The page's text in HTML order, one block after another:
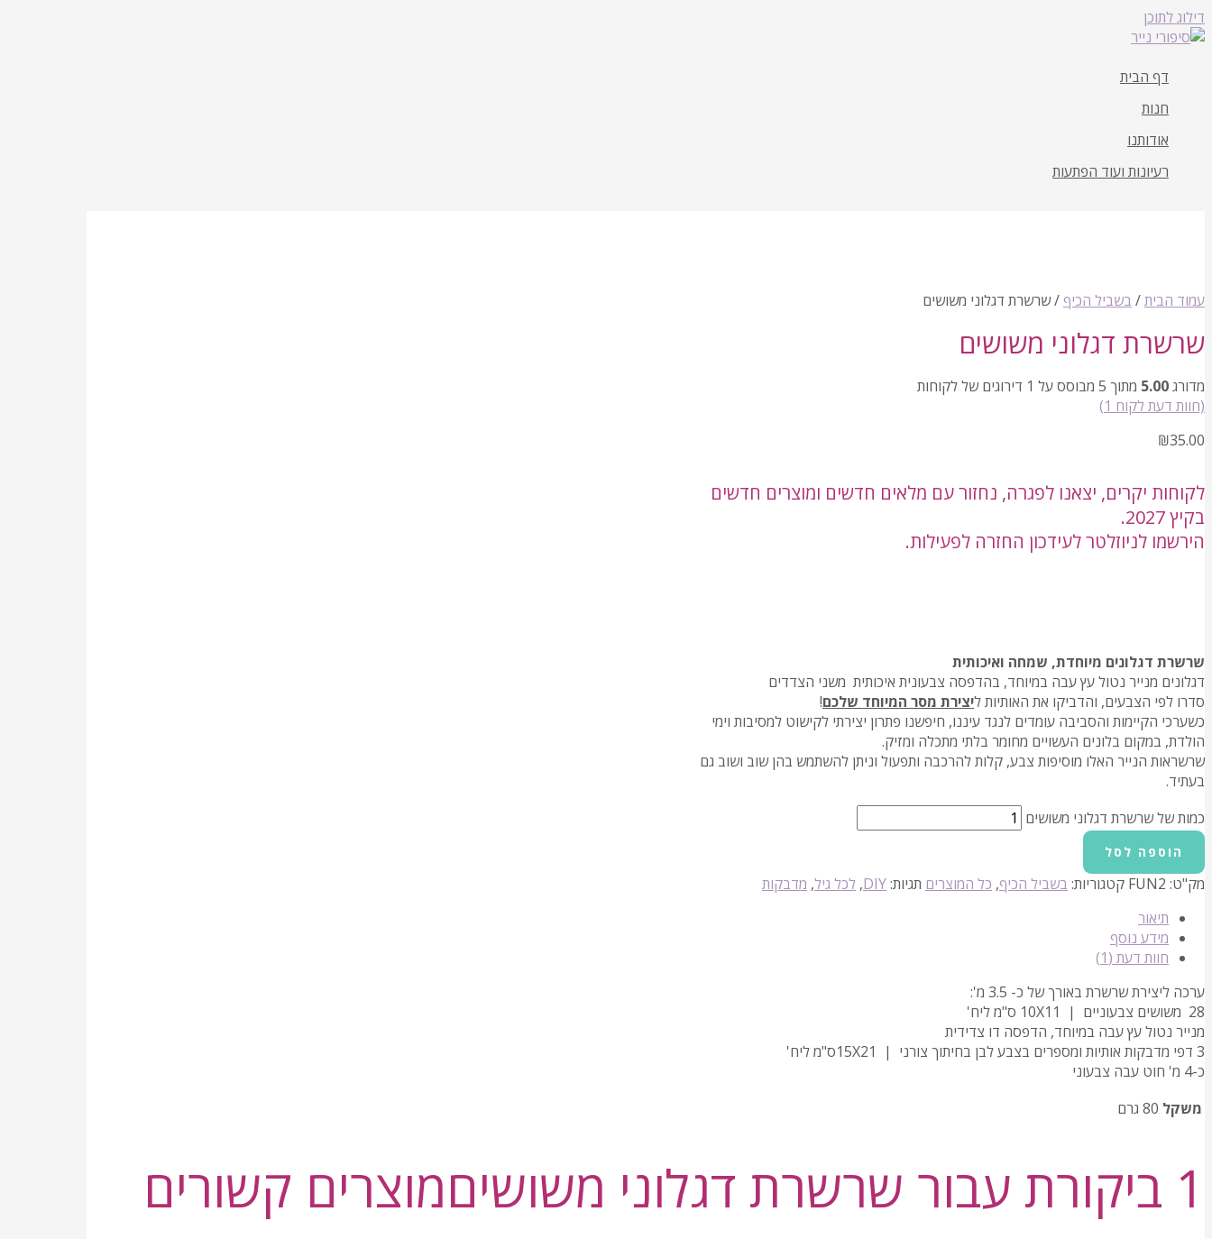
דילוג לתוכן
דף הבית
חנות
אודותנו
רעיונות ועוד הפתעות
עמוד הבית/ בשביל הכיף / שרשרת דגלוני משושים
שרשרת דגלוני משושים
מדורג5.00 מתוך 5 מבוסס על 1 דירוגים של לקוחות
(חוות דעת לקוח 1
)
₪35.00
לקוחות יקרים, יצאנו לפגרה, נחזור עם מלאים חדשים ומוצרים חדשים
בקיץ 2027.
הירשמו לניוזלטר לעידכון החזרה לפעילות.
שרשרת דגלונים מיוחדת, שמחה ואיכותית
דגלונים מנייר נטול עץ עבה במיוחד, בהדפסה צבעונית איכותית משני הצדדים
סדרו לפי הצבעים, והדביקו את האותיות ליצירת מסר המיוחד שלכם!
כשערכי הקיימות והסביבה עומדים לנגד עיננו, חיפשנו פתרון יצירתי לקישוט למסיבות וימי
הולדת, במקום בלונים העשויים מחומר בלתי מתכלה ומזיק.
שרשראות הנייר האלו מוסיפות צבע, קלות להרכבה ותפעול וניתן להשתמש בהן שוב ושוב גם
בעתיד.
כמות של שרשרת דגלוני משושים
הוספה לסל
מק"ט: FUN2 קטגוריות: בשביל הכיף, כל המוצרים תגיות:DIY
, לכל גיל, מדבקות
תיאור
מידע נוסף
חוות דעת (1)
ערכה ליצירת שרשרת באורך של כ- 3.5 מ':
28 משושים צבעוניים | 10X11 ס"מ ליח'
מנייר נטול עץ עבה במיוחד, הדפסה דו צדידית
3 דפי מדבקות אותיות ומספרים בצבע לבן בחיתוך צורני | 15X21ס"מ ליח'
כ-4 מ' חוט עבה צבעוני
משקל 80 גרם
1 ביקורת עבור שרשרת דגלוני משושיםמוצרים קשורים